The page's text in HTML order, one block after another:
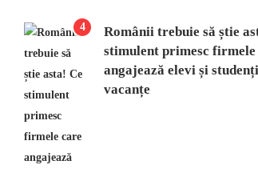
4
Românii trebuie să știe
stimulent primesc firmele
angajează elevi și
vacanțe